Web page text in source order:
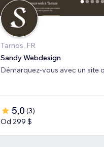
Tarnos, FR
Sandy Webdesign
Démarquez-vous avec un site
5,0 (3)
Od 299 $